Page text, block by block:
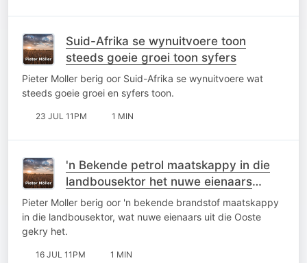
Suid-Afrika se wynuitvoere toon
steeds goeie groei toon syfers
Pieter Moller berig oor Suid-Afrika se wynuitvoere wat
steeds goeie groei en syfers toon.
23 JUL 11PM 1 MIN
'n Bekende petrol maatskappy in die
landbousektor het nuwe eienaars
gekry
Pieter Moller berig oor 'n bekende brandstof maatskappy
in die landbousektor, wat nuwe eienaars uit die Ooste
gekry het.
16 JUL 11PM 1 MIN